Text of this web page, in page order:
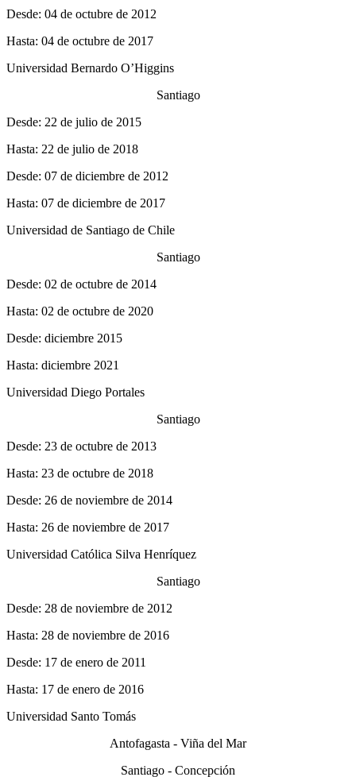
Desde: 04 de octubre de 2012
Hasta: 04 de octubre de 2017
Universidad Bernardo O’Higgins
Santiago
Desde: 22 de julio de 2015
Hasta: 22 de julio de 2018
Desde: 07 de diciembre de 2012
Hasta: 07 de diciembre de 2017
Universidad de Santiago de Chile
Santiago
Desde: 02 de octubre de 2014
Hasta: 02 de octubre de 2020
Desde: diciembre 2015
Hasta: diciembre 2021
Universidad Diego Portales
Santiago
Desde: 23 de octubre de 2013
Hasta: 23 de octubre de 2018
Desde: 26 de noviembre de 2014
Hasta: 26 de noviembre de 2017
Universidad Católica Silva Henríquez
Santiago
Desde: 28 de noviembre de 2012
Hasta: 28 de noviembre de 2016
Desde: 17 de enero de 2011
Hasta: 17 de enero de 2016
Universidad Santo Tomás
Antofagasta - Viña del Mar
Santiago - Concepción